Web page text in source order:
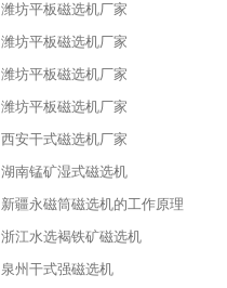
潍坊平板磁选机厂家
潍坊平板磁选机厂家
潍坊平板磁选机厂家
潍坊平板磁选机厂家
西安干式磁选机厂家
湖南锰矿湿式磁选机
新疆永磁筒磁选机的工作原理
浙江水选褐铁矿磁选机
泉州干式强磁选机